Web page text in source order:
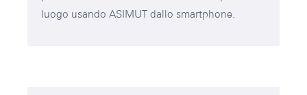
luogo usando ASIMUT dallo smartphone.